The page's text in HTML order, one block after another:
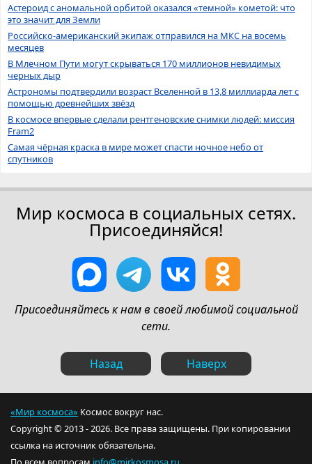
Астероид с аномальной орбитой оказался «темной» кометой: что
это значит для Земли
Российско-американский экипаж отправился на МКС на восемь
месяцев
В Млечном Пути могут скрываться 170 миллионов невидимых
черных дыр
Астрономы подтвердили возраст Вселенной в 13,8 миллиарда лет с
помощью древнейших звёзд
В космосе впервые сделали рентгеновские снимки людей: миссия
Fram2
Самая чёрная краска в мире может спасти ночное небо от
спутников
Мир космоса в социальных сетях.
Присоединяйся!
Присоединяйтесь к нам в своей любимой социальной
сети.
Назад Наверх
«Мир космоса» Космос вокруг нас.
Copyright © 2013 - 2026. Все права защищены. При копировании
ссылка на источник обязательна.